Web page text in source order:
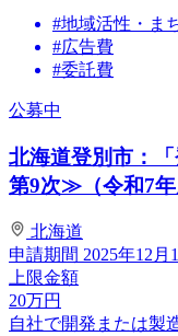
#地域活性・ま
#広告費
#委託費
公募中
北海道登別市：
第9次≫（令和7年
北海道
申請期間 2025年12月
上限金額
20万円
自社で開発または製